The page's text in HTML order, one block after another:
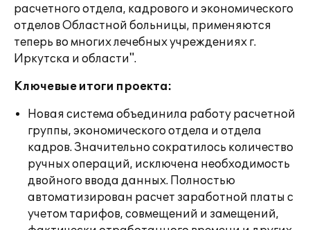
расчетного отдела, кадрового и экономического
отделов Областной больницы, применяются
теперь во многих лечебных учреждениях г.
Иркутска и области".
Ключевые итоги проекта:
Новая система объединила работу расчетной
группы, экономического отдела и отдела
кадров. Значительно сократилось количество
ручных операций, исключена необходимость
двойного ввода данных. Полностью
автоматизирован расчет заработной платы с
учетом тарифов, совмещений и замещений,